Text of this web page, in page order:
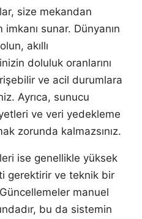
size mekandan
imkanı sunar. Dünyanın
akıllı
doluluk oranlarını
ve acil durumlara
Ayrıca, sunucu
ve veri yedekleme
zorunda kalmazsınız.
ise genellikle yüksek
gerektirir ve teknik bir
manuel
bu da sistemin